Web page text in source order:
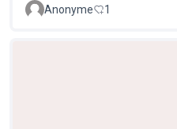
Anonyme 1